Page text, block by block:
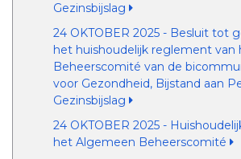
Gezinsbijslag
24 OKTOBER 2025 - Besluit tot
het huishoudelijk reglement van
Beheerscomité van de
voor Gezondheid, Bijstand aan
Gezinsbijslag
24 OKTOBER 2025 -
het Algemeen Beheerscomité